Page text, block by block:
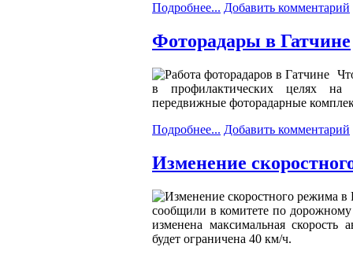
Подробнее... Добавить комментарий
Фоторадары в Гатчине
в профилактических целях на
передвижные фоторадарные
Подробнее... Добавить комментарий
Изменение
сообщили в комитете по дорожному
изменена максимальная скорость
будет ограничена 40 км/ч.